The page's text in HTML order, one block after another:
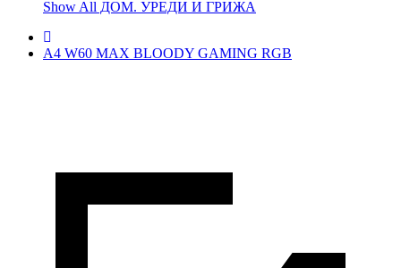
Show All ДОМ. УРЕДИ И ГРИЖА
A4 W60 MAX BLOODY GAMING RGB